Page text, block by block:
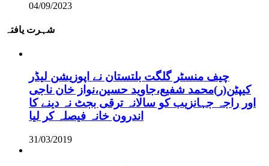
04/09/2023
شہرت یافتہ
چیف منسٹر گلگت بلتستان نے اپوزیشن لیڈر
کیپٹن(ر)محمد شفیع،جاوید حسین،نواز خان ناجی
اور راجہ جہانزیب کو سالانہ ترقی بجٹ نہ دینے کا
اندرون خانہ فیصلہ کر لیا
31/03/2019